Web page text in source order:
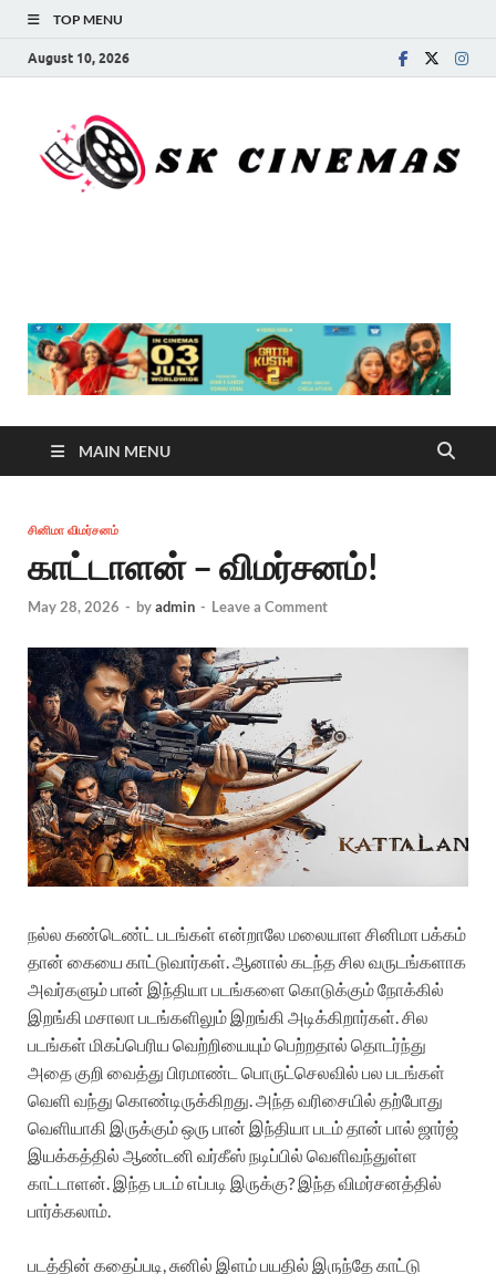
TOP MENU
August 10, 2026
MAIN MENU
சினிமா விமர்சனம்
காட்டாளன் – விமர்சனம்!
May 28, 2026 - byadmin - Leave a Comment
நல்ல கண்டெண்ட் படங்கள் என்றாலே மலையாள சினிமா பக்கம்
தான் கையை காட்டுவார்கள். ஆனால் கடந்த சில வருடங்களாக
அவர்களும் பான் இந்தியா படங்களை கொடுக்கும் நோக்கில்
இறங்கி மசாலா படங்களிலும் இறங்கி அடிக்கிறார்கள். சில
படங்கள் மிகப்பெரிய வெற்றியையும் பெற்றதால் தொடர்ந்து
அதை குறி வைத்து பிரமாண்ட பொருட்செலவில் பல படங்கள்
வெளி வந்து கொண்டிருக்கிறது. அந்த வரிசையில் தற்போது
வெளியாகி இருக்கும் ஒரு பான் இந்தியா படம் தான் பால் ஜார்ஜ்
இயக்கத்தில் ஆண்டனி வர்கீஸ் நடிப்பில் வெளிவந்துள்ள
காட்டாளன். இந்த படம் எப்படி இருக்கு? இந்த விமர்சனத்தில்
பார்க்கலாம்.
படத்தின் கதைப்படி, சுனில் இளம் பயதில் இருந்தே காட்டு